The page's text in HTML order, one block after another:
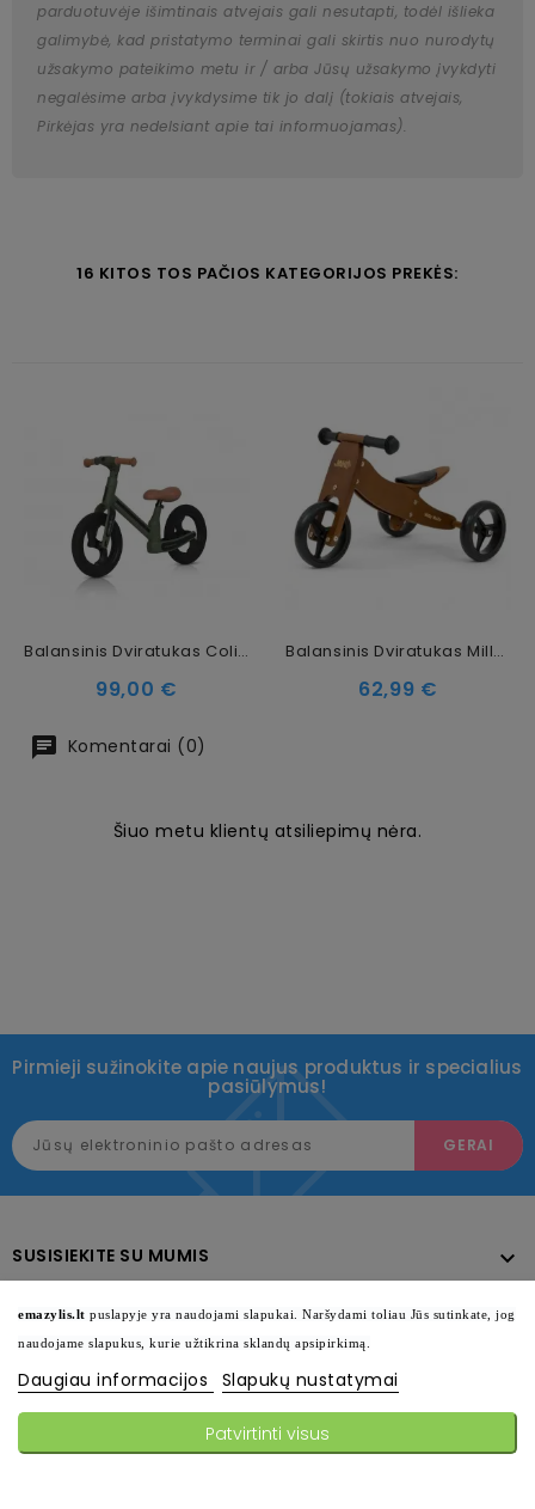
parduotuvėje išimtinais atvejais gali nesutapti, todėl išlieka
galimybė, kad pristatymo terminai gali skirtis nuo nurodytų
užsakymo pateikimo metu ir / arba Jūsų užsakymo įvykdyti
negalėsime arba įvykdysime tik jo dalį (tokiais atvejais,
Pirkėjas yra nedelsiant apie tai informuojamas).
16 KITOS TOS PAČIOS KATEGORIJOS PREKĖS:
Balansinis Dviratukas Colibro Ciao Forest Green
Kaina
99,00 €
Balansinis Dviratukas Milly Mally Jake Classic 2in1 Dark Natural
Kaina
62,99 €
Komentarai (0)
Šiuo metu klientų atsiliepimų nėra.
Pirmieji sužinokite apie naujus produktus ir specialius
pasiūlymus!
SUSISIEKITE SU MUMIS 
KATALOGAS 
INFORMACIJA
SEKITE MUS
emazylis.lt puslapyje yra naudojami slapukai. Naršydami toliau Jūs sutinkate, jog
naudojame slapukus, kurie užtikrina sklandų apsipirkimą.
Daugiau informacijos Slapukų nustatymai
Patvirtinti visus